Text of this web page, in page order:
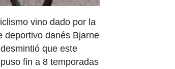
vino dado por la
deportivo danés Bjarne
que este
fin a 8 temporadas